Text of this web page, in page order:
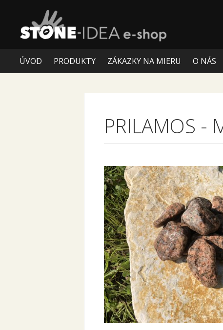
ÚVOD PRODUKTY ZÁKAZKY NA MIERU O NÁS
PRILAMOS -